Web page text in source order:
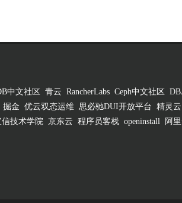
中文社区 青云 RancherLabs Ceph中文社区
掘金 优云双态运维 思必驰DUI开放平台 精灵云
信技术学院 京东云 程序员客栈 openinstall 阿